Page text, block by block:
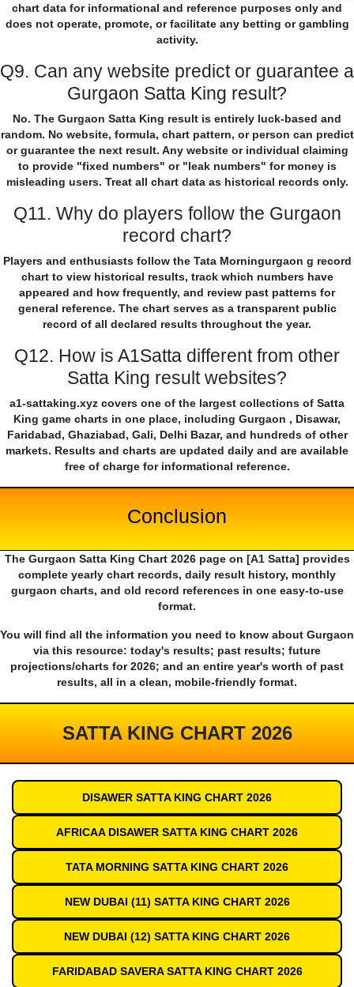
chart data for informational and reference purposes only and
does not operate, promote, or facilitate any betting or gambling
activity.
Q9. Can any website predict or guarantee a
Gurgaon Satta King result?
No. The Gurgaon Satta King result is entirely luck-based and
random. No website, formula, chart pattern, or person can predict
or guarantee the next result. Any website or individual claiming
to provide "fixed numbers" or "leak numbers" for money is
misleading users. Treat all chart data as historical records only.
Q11. Why do players follow the Gurgaon
record chart?
Players and enthusiasts follow the Tata Morningurgaon g record
chart to view historical results, track which numbers have
appeared and how frequently, and review past patterns for
general reference. The chart serves as a transparent public
record of all declared results throughout the year.
Q12. How is A1Satta different from other
Satta King result websites?
a1-sattaking.xyz covers one of the largest collections of Satta
King game charts in one place, including Gurgaon , Disawar,
Faridabad, Ghaziabad, Gali, Delhi Bazar, and hundreds of other
markets. Results and charts are updated daily and are available
free of charge for informational reference.
Conclusion
The Gurgaon Satta King Chart 2026 page on [A1 Satta] provides
complete yearly chart records, daily result history, monthly
gurgaon charts, and old record references in one easy-to-use
format.
You will find all the information you need to know about Gurgaon
via this resource: today's results; past results; future
projections/charts for 2026; and an entire year's worth of past
results, all in a clean, mobile-friendly format.
SATTA KING CHART 2026
DISAWER SATTA KING CHART 2026
AFRICAA DISAWER SATTA KING CHART 2026
TATA MORNING SATTA KING CHART 2026
NEW DUBAI (11) SATTA KING CHART 2026
NEW DUBAI (12) SATTA KING CHART 2026
FARIDABAD SAVERA SATTA KING CHART 2026